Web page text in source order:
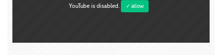
YouTube is disabled. ✓ allow